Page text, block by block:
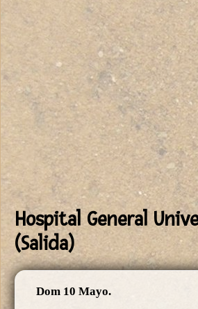
Hospital General
(Salida)
Dom 10 Mayo.